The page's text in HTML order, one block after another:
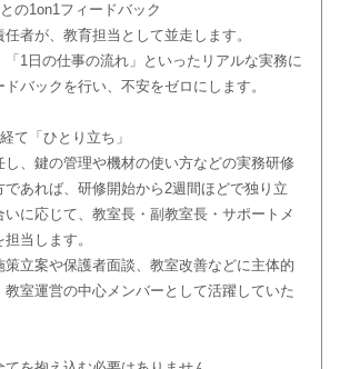
の1on1フィードバック
者が、教育担当として並走します。
「1日の仕事の流れ」といったリアルな実務に
バックを行い、不安をゼロにします。
て「ひとり立ち」
、鍵の管理や機材の使い方などの実務研修
であれば、研修開始から2週間ほどで独り立
いに応じて、教室長・副教室長・サポートメ
当します。
立案や保護者面談、教室改善などに主体的
教室運営の中心メンバーとして活躍していた